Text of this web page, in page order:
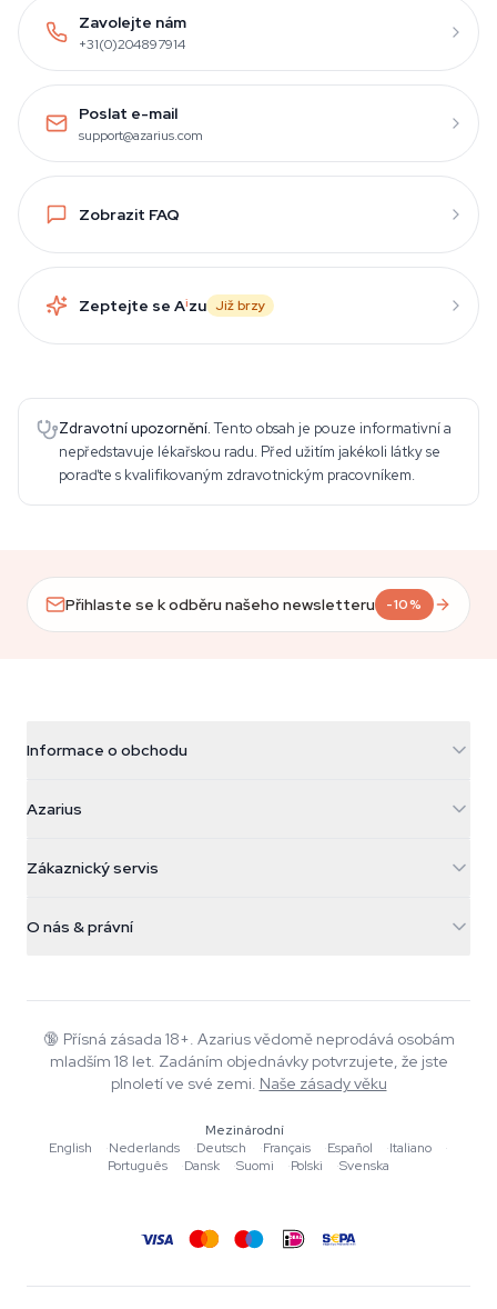
Zavolejte nám
+31(0)204897914
Poslat e-mail
support@azarius.com
Zobrazit FAQ
Zeptejte se Aizu Již brzy
Zdravotní upozornění. Tento obsah je pouze informativní a
nepředstavuje lékařskou radu. Před užitím jakékoli látky se
poraďte s kvalifikovaným zdravotnickým pracovníkem.
Přihlaste se k odběru našeho newsletteru -10%
Informace o obchodu
Galvaniweg 11
Nederland
+31(0)204897914
Azarius
Kouzelné houby
Smokeshop
Zákaznický servis
Pravidla vrácení
Časté dotazy
Zásady ochrany osobních údajů
O nás & právní
Wiki
Blog
Hudba
Redakční standardy
Nástroje a kalkulačky
🔞 Přísná zásada 18+. Azarius vědomě neprodává osobám
mladším 18 let. Zadáním objednávky potvrzujete, že jste
plnoletí ve své zemi. Naše zásady věku
Mezinárodní
English
·Nederlands ·Deutsch ·Français ·Español ·Italiano
·
Português
·Dansk ·Suomi ·Polski ·Svenska